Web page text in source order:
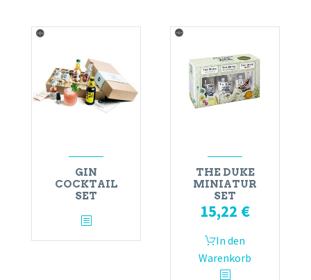
GIN
COCKTAIL
SET
THE DUKE
MINIATUR
SET
15,22 €
In den
Warenkorb